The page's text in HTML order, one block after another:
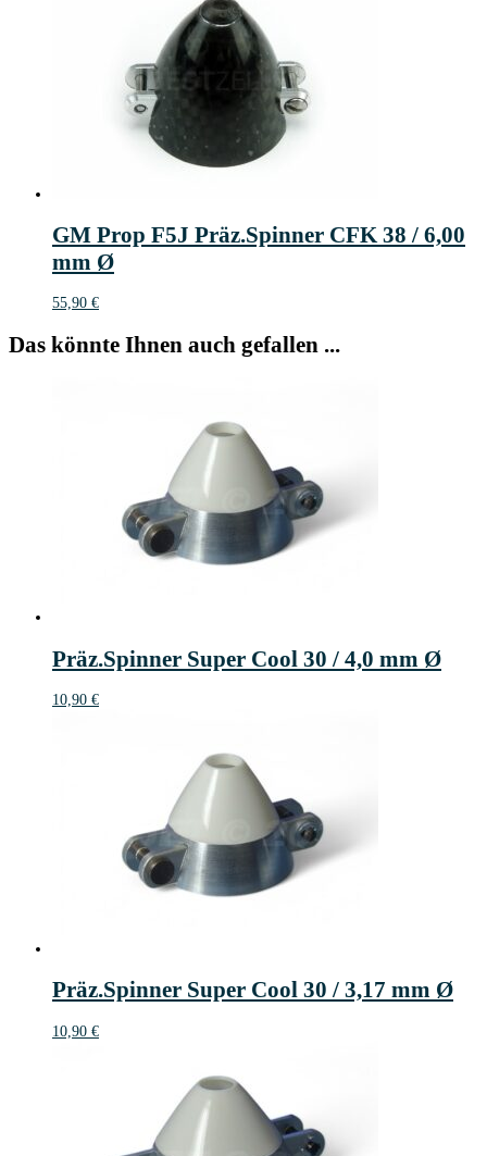
GM Prop F5J Präz.Spinner CFK 38 / 6,00
mm Ø
55,90 €
Das könnte Ihnen auch gefallen ...
Präz.Spinner Super Cool 30 / 4,0 mm Ø
10,90 €
Präz.Spinner Super Cool 30 / 3,17 mm Ø
10,90 €